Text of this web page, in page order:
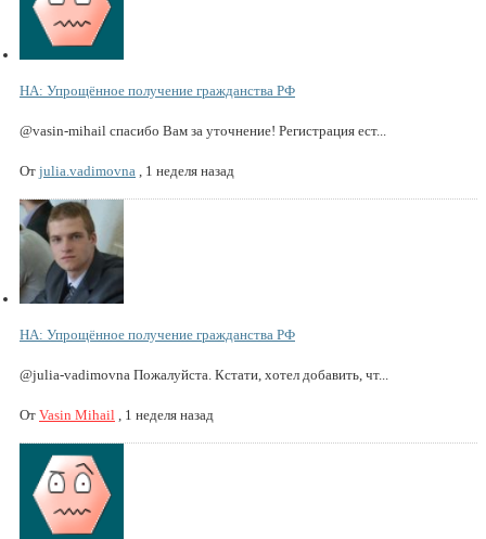
НА: Упрощённое получение гражданства РФ
@vasin-mihail спасибо Вам за уточнение! Регистрация ест...
От julia.vadimovna 1 неделя назад
НА: Упрощённое получение гражданства РФ
@julia-vadimovna Пожалуйста. Кстати, хотел добавить, чт...
От Vasin Mihail 1 неделя назад